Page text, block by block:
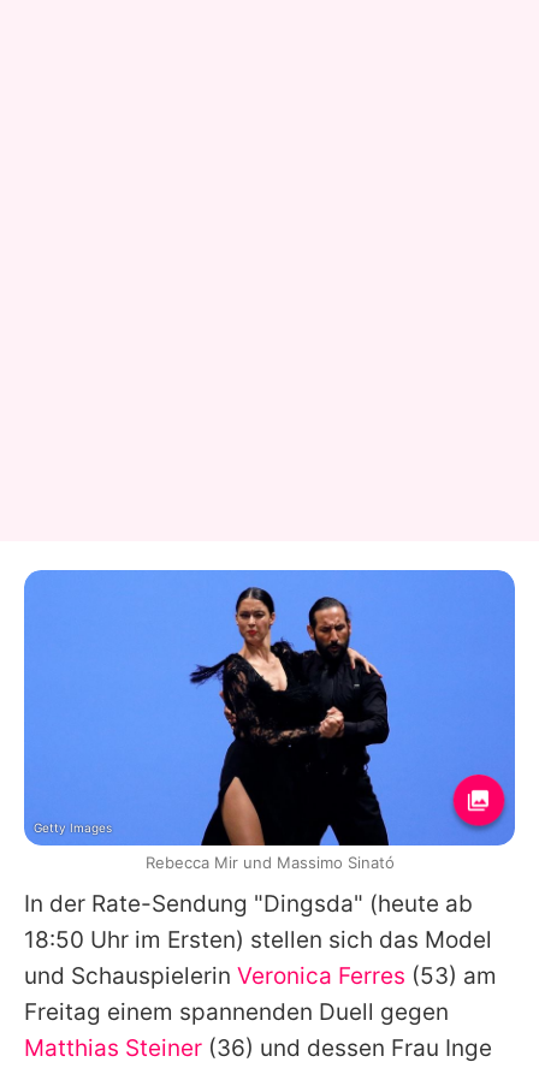
In der Rate-Sendung "Dingsda" (heute ab
18:50 Uhr im Ersten) stellen sich das Model
und Schauspielerin Veronica Ferres (53) am
Freitag einem spannenden Duell gegen
Matthias Steiner (36) und dessen Frau Inge
Getty Images
Rebecca Mir und Massimo Sinató